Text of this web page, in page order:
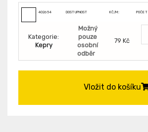
402654 DOSTUPNOST KČ/M: POČET
Kategorie:
Kepry
Možný
pouze
osobní
odběr
79 Kč
Vložit do košíku